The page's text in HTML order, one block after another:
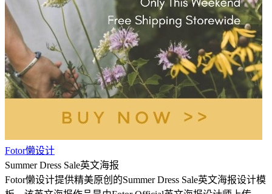
Fotor懒设计
Summer Dress Sale英文海报
Fotor懒设计提供精美原创的Summer Dress Sale英文海报设计模